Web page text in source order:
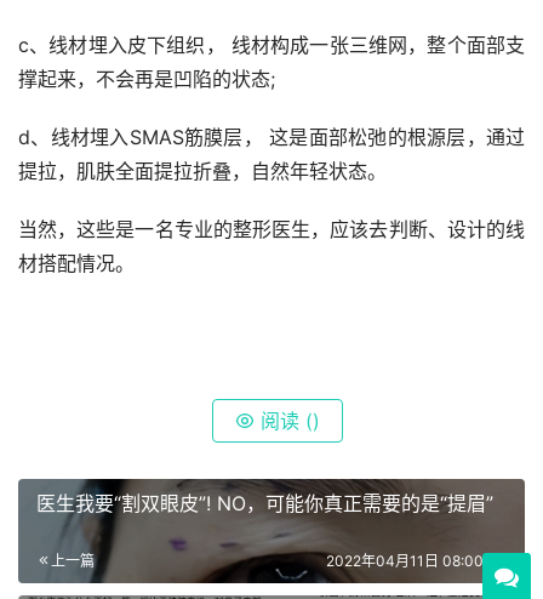
c、线材埋入皮下组织， 线材构成一张三维网，整个面部支
撑起来，不会再是凹陷的状态;
d、线材埋入SMAS筋膜层， 这是面部松弛的根源层，通过
提拉，肌肤全面提拉折叠，自然年轻状态。
当然，这些是一名专业的整形医生，应该去判断、设计的线
材搭配情况。
阅读 ()
医生我要“割双眼皮”! NO，可能你真正需要的是“提眉”
上一篇 2022年04月11日 08:00:00